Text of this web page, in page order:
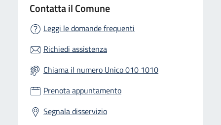
Contatta il Comune
Leggi le domande frequenti
Richiedi assistenza
Chiama il numero Unico 010 1010
Prenota appuntamento
Segnala disservizio